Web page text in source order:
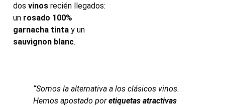
dos vinos recién llegados:
un rosado 100%
garnacha tinta y un
sauvignon blanc.
“Somos la alternativa a los clásicos vinos.
Hemos apostado poretiquetas atractivas